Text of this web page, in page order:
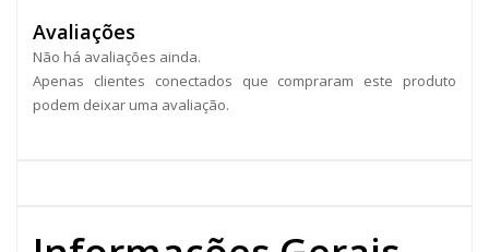
Avaliações
Não há avaliações ainda.
Apenas clientes conectados que compraram este produto
podem deixar uma avaliação.